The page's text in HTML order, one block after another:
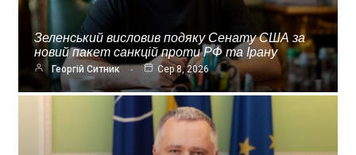
Зеленський висловив подяку Сенату США за
новий пакет санкцій проти РФ та Ірану
Георгій Ситник Сер 8, 2026